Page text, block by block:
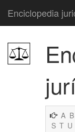
Enciclopedia
A B
S T U